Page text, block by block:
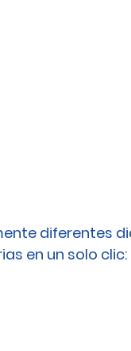
diferentes
en un solo clic: